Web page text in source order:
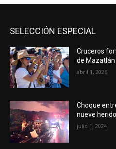
SELECCIÓN ESPECIAL
Cruceros
de
abril 1, 2026
Choque
nueve
julio 1, 2024